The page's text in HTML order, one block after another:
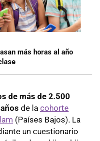
más horas al año
de más de 2.500
de la cohorte
(Países Bajos). La
un cuestionario